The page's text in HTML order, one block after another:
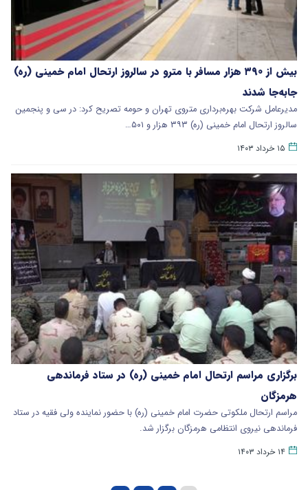
بیش از ۳۹۰ هزار مسافر با مترو در سالروز ارتحال امام خمینی (ره)
جابه‌جا شدند
مدیرعامل شرکت بهره‌برداری متروی تهران و حومه تصریح کرد: در سی و پنجمین
سالروز ارتحال امام خمینی (ره) ۳۹۳ هزار و ۵۰۱…
۱۵ خرداد ۱۴۰۳
برگزاری مراسم ارتحال امام خمینی (ره) در ستاد فرماندهی
هرمزگان
مراسم ارتحال ملکوتی حضرت امام خمینی (ره) با حضور نماینده ولی فقیه در ستاد
فرماندهی نیروی انتظامی هرمزگان برگزار شد.
۱۴ خرداد ۱۴۰۳